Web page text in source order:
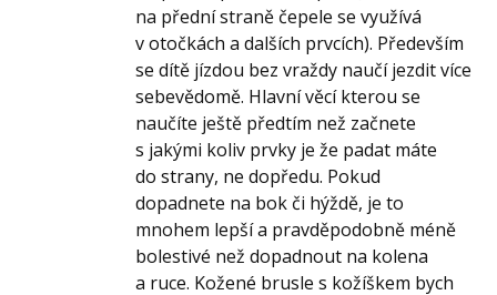
na přední straně čepele se využívá
v otočkách a dalších prvcích). Především
se dítě jízdou bez vraždy naučí jezdit více
sebevědomě. Hlavní věcí kterou se
naučíte ještě předtím než začnete
s jakými koliv prvky je že padat máte
do strany, ne dopředu. Pokud
dopadnete na bok či hýždě, je to
mnohem lepší a pravděpodobně méně
bolestivé než dopadnout na kolena
a ruce. Kožené brusle s kožíškem bych